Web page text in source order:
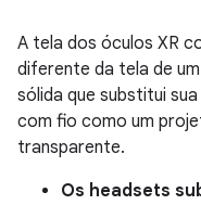
A tela dos óculos XR
diferente da tela de
sólida que substitui
com fio como um
transparente.
Os headsets